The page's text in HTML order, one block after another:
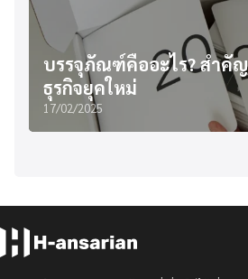
บรรจุภัณฑ์คืออะไร? สำคั
ธุรกิจยุคใหม่
17/02/2025